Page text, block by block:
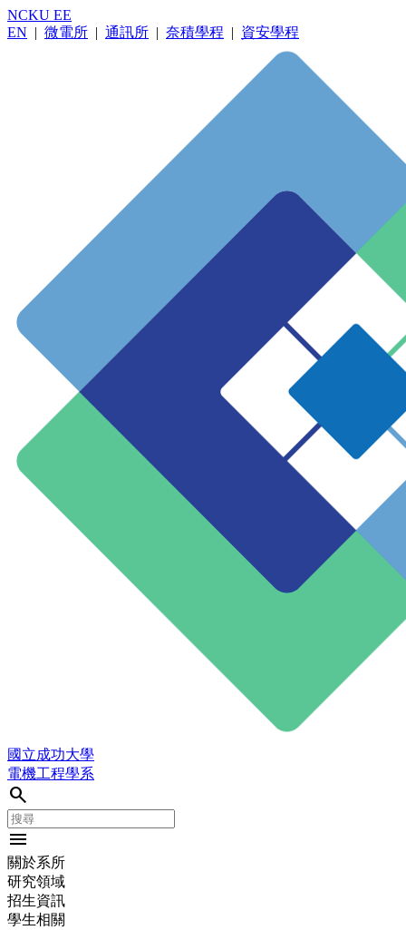
NCKU EE
EN | 微電所 | 通訊所 | 奈積學程 | 資安學程
國立成功大學
電機工程學系
search
menu
關於系所
研究領域
招生資訊
學生相關